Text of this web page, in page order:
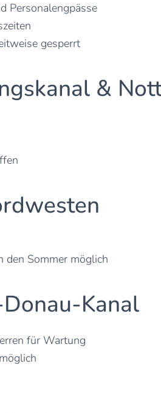
Personalengpässe
gesperrt
&
den Sommer möglich
Kanal
für Wartung